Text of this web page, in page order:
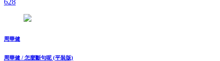
628
周華健
周華健 / 怎麼斷句呢 (平裝版)